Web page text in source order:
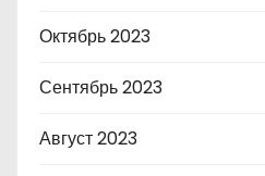
Октябрь 2023
Сентябрь 2023
Август 2023